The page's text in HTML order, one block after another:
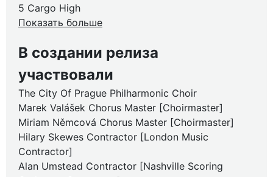
5 Cargo High
Показать больше
В создании релиза
участвовали
The City Of Prague Philharmonic Choir
Marek Valášek Chorus Master [Choirmaster]
Miriam Němcová Chorus Master [Choirmaster]
Hilary Skewes Contractor [London Music
Contractor]
Alan Umstead Contractor [Nashville Scoring